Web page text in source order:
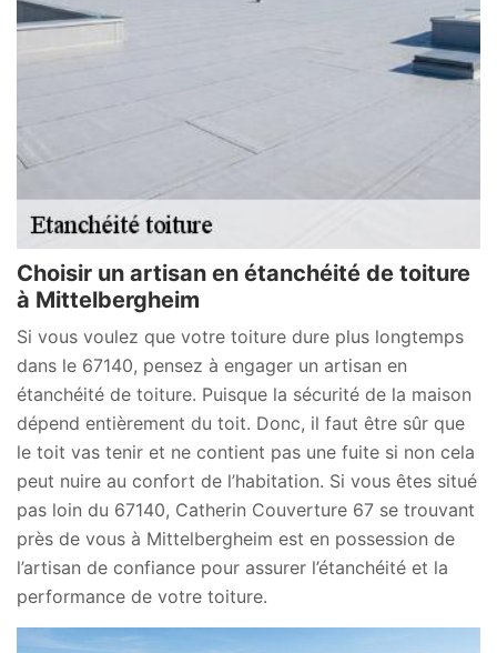
Choisir un artisan en étanchéité de toiture
à Mittelbergheim
Si vous voulez que votre toiture dure plus longtemps
dans le 67140, pensez à engager un artisan en
étanchéité de toiture. Puisque la sécurité de la maison
dépend entièrement du toit. Donc, il faut être sûr que
le toit vas tenir et ne contient pas une fuite si non cela
peut nuire au confort de l’habitation. Si vous êtes situé
pas loin du 67140, Catherin Couverture 67 se trouvant
près de vous à Mittelbergheim est en possession de
l’artisan de confiance pour assurer l’étanchéité et la
performance de votre toiture.